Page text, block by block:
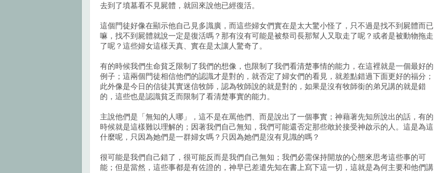
去到了墳墓看不見屍體，就回來說他已經復活。
這個門徒好像在顯示他自己見多識廣，而這些婦女們實在是太大驚小怪了，只不過是找不到屍體而已
嘛，找不到屍體就說一定是復活嗎？那有沒有可能是被祭司長那幫人又取走了呢？或者是被動物拖走
了呢？這些婦女這樣天真、實在是太讓人驚奇了。
有的時候我們生命貧乏限制了我們的想像，也限制了我們看清楚事情的能力，在這裡就是一個最好的
例子；這兩個門徒相信他們的認識才是對的，就否定了婦女們的看見，就差點錯過下面更好的福分；
此外像是今日的信徒其實迷信牧師，認為牧師說的就是對的，如果是沒有牧師銜的弟兄講的就是錯
的，這些也是認識貧乏而限制了看清楚事實的能力。
主說他們是「無知的人哪」，這不是在罵他們、而是說出了一個事實；神藉著先知所說出的話，有的
時候就是這樣難以理解的；因著我們自己無知，我們可能還否定那些敢於接受神啟示的人。這是為這
什麼呢，只因為她們是一群婦女嗎？只因為她們是沒有見識的嗎？
很可能是我們自己錯了，很可能反而是我們自己無知；我們必需保持開放的心態來思考這些事的可
能；但是當然，這些事都是有佐證的，神早已差遣先知在書上寫下這一切，這就是為何主要和他們講